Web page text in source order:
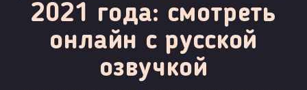
2021 года: смотреть
онлайн c русской
озвучкой